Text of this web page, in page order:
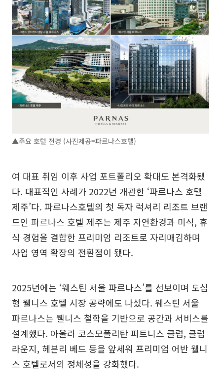
▲주요 호텔 전경 (사진제공=파르나스호텔)
여 대표 취임 이후 사업 포트폴리오 확대도 본격화됐
다. 대표적인 사례가 2022년 개관한 ‘파르나스 호텔
제주’다. 파르나스호텔의 첫 독자 럭셔리 리조트 브랜
드인 파르나스 호텔 제주는 제주 자연환경과 미식, 휴
식 경험을 결합한 프리미엄 리조트로 자리매김하며
사업 영역 확장의 전환점이 됐다.
2025년에는 ‘웨스틴 서울 파르나스’를 선보이며 도심
형 웰니스 호텔 시장 공략에도 나섰다. 웨스틴 서울
파르나스는 웰니스 철학을 기반으로 공간과 서비스를
설계했다. 아울러 코스모폴리탄 피트니스 클럽, 클럽
라운지, 헤븐리 베드 등을 앞세워 프리미엄 어반 웰니
스 호텔로서의 정체성을 강화했다.